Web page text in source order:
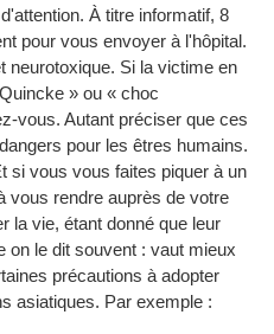
À titre informatif, 8
pour vous envoyer à l'hôpital.
neurotoxique. Si la victime en
» ou « choc
vous. Autant préciser que ces
pour les êtres humains.
si vous vous faites piquer à un
vous rendre auprès de votre
la vie, étant donné que leur
on le dit souvent : vaut mieux
précautions à adopter
asiatiques. Par exemple :